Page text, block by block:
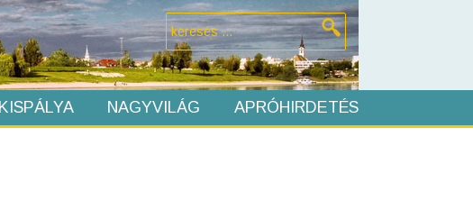
KISPÁLYA NAGYVILÁG APRÓHIRDETÉS